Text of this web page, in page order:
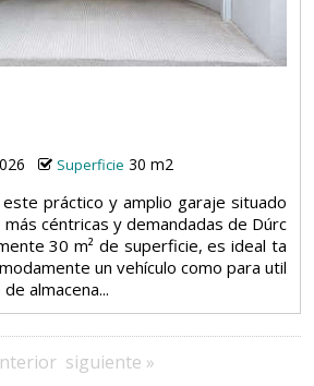
Superficie 30 m2
práctico y amplio garaje situado
céntricas y demandadas de Dúrc
30 m² de superficie, es ideal ta
un vehículo como para util
almacena...
siguiente »